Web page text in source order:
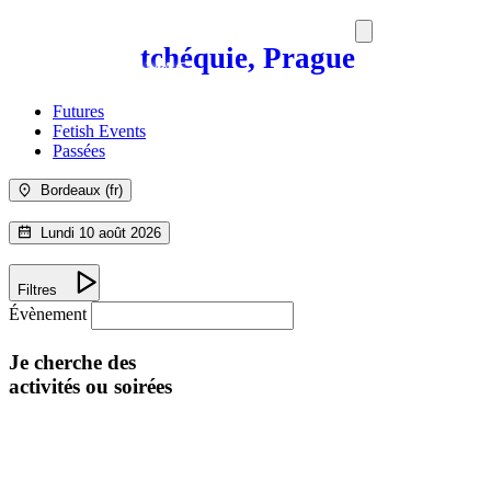
tchéquie, Prague
MEDIAMAG
Futures
Fetish Events
Passées
Bordeaux (fr)
Lundi 10 août 2026
Filtres
Évènement
Je cherche des
activités ou soirées